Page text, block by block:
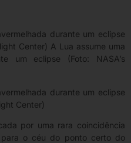
durante um eclipse
Center) A Lua assume uma
um eclipse (Foto: NASA’s
durante um eclipse
Center)
por uma rara coincidência
o céu do ponto certo do